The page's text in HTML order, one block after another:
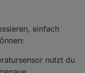
einfach
nutzt du